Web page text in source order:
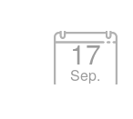
17
Sep.